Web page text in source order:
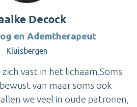
Decock
en Ademtherapeut
Kluisbergen
vast in het lichaam.Soms
van maar soms ook
we veel in oude patronen,